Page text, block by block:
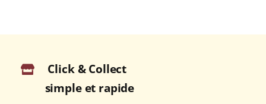
A.O.C.
SAINT-
GEORGES
1er
Click & Collect
simple et rapide